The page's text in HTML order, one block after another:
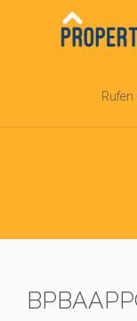
Rufen